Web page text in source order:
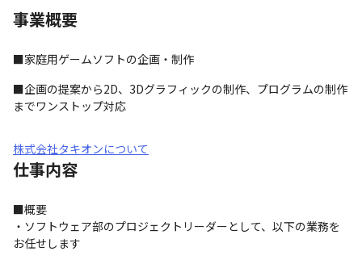
事業概要
■家庭用ゲームソフトの企画・制作
■企画の提案から2D、3Dグラフィックの制作、プログラムの制作
までワンストップ対応
株式会社タキオンについて
仕事内容
■概要
・ソフトウェア部のプロジェクトリーダーとして、以下の業務を
お任せします